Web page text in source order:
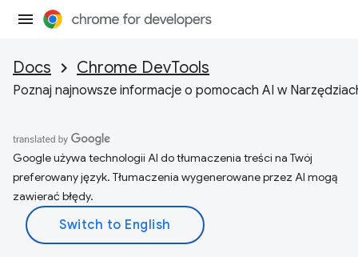
Docs Chrome DevTools
Poznaj najnowsze informacje o pomocach AI w
Google używa technologii AI do tłumaczenia treści na Twój
preferowany język. Tłumaczenia wygenerowane przez AI mogą
zawierać błędy.